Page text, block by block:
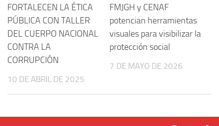
FORTALECEN LA ÉTICA
PÚBLICA CON TALLER
DEL CUERPO NACIONAL
CONTRA LA
CORRUPCIÓN
10 DE ABRIL DE 2025
FMJGH y CENAF
potencian herramientas
visuales para visibilizar la
protección social
7 DE MAYO DE 2026